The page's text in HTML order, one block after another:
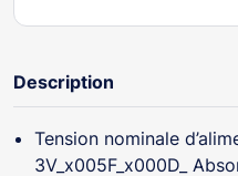
Description
Tension nominale
3V_x005F_x000D_